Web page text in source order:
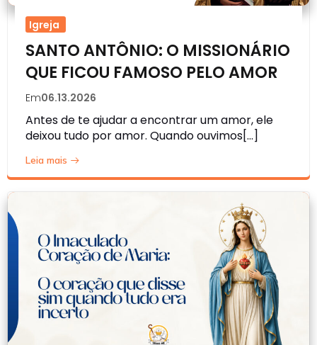
Igreja
SANTO ANTÔNIO: O MISSIONÁRIO
QUE FICOU FAMOSO PELO AMOR
Em06.13.2026
Antes de te ajudar a encontrar um amor, ele
deixou tudo por amor. Quando ouvimos[…]
Leia mais